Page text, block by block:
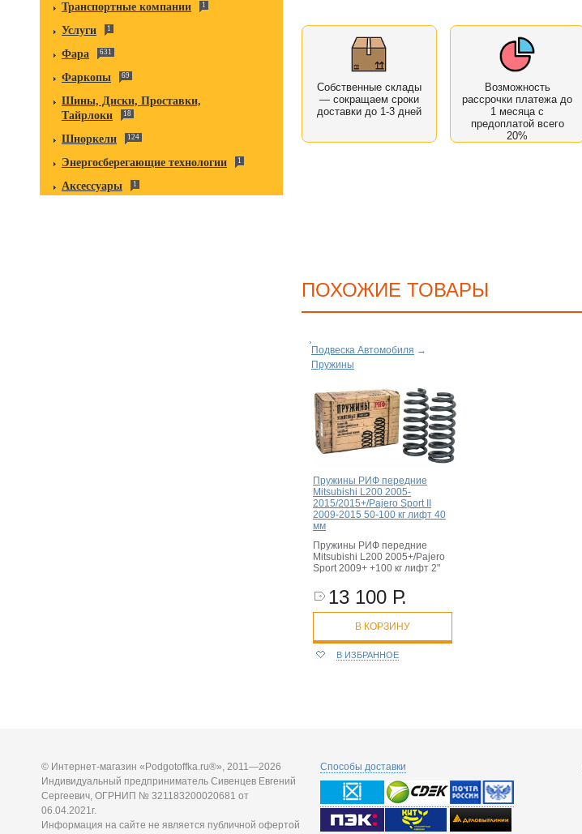
Транспортные компании 1
Услуги 1
Фара 631
Фаркопы 69
Шины, Диски, Проставки,
Тайрлоки
18
Шноркели 124
Энергосберегающие технологии 1
Аксессуары 1
Собственные склады
— сокращаем сроки
доставки до 1-3 дней
Возможность
рассрочки платежа до
1 месяца с
предоплатой всего
20%
ПОХОЖИЕ ТОВАРЫ
Подвеска Автомобиля →
Пружины
Пружины РИФ передние
Mitsubishi L200 2005-
2015/2015+/Pajero Sport II
2009-2015 50-100 кг лифт 40
мм
Пружины РИФ передние
Mitsubishi L200 2005+/Pajero
Sport 2009+ +100 кг лифт 2"
13 100 Р.
В КОРЗИНУ
В ИЗБРАННОЕ
© Интернет-магазин «Podgotoffka.ru®», 2011—2026
Индивидуальный предприниматель Сивенцев Евгений
Сергеевич, ОГРНИП № 321183200020681 от
06.04.2021г.
Информация на сайте не является публичной офертой
Способы доставки